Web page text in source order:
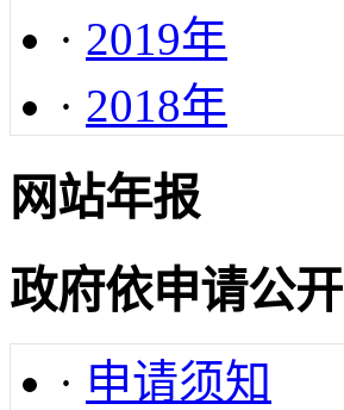
· 2019年
· 2018年
网站年报
政府依申请公开
· 申请须知